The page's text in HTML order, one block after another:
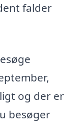
falder
og der er
besøger